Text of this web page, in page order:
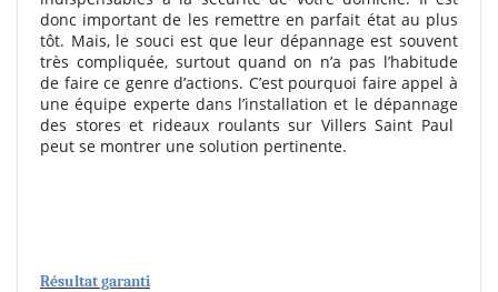
donc important de les remettre en parfait état au plus
tôt. Mais, le souci est que leur dépannage est souvent
très compliquée, surtout quand on n’a pas l’habitude
de faire ce genre d’actions. C’est pourquoi faire appel à
une équipe experte dans l’installation et le dépannage
des stores et rideaux roulants sur Villers Saint Paul
peut se montrer une solution pertinente.
Résultat garanti